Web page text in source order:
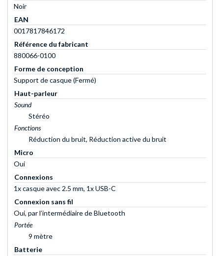
Noir
EAN
0017817846172
Référence du fabricant
880066-0100
Forme de conception
Support de casque (Fermé)
Haut-parleur
Sound
Stéréo
Fonctions
Réduction du bruit, Réduction active du bruit
Micro
Oui
Connexions
1x casque avec 2.5 mm, 1x USB-C
Connexion sans fil
Oui, par l’intermédiaire de Bluetooth
Portée
9 mètre
Batterie